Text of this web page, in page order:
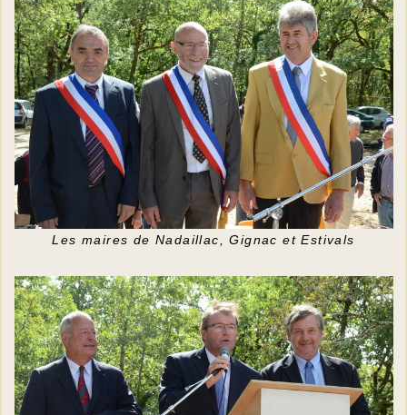
Les maires de Nadaillac, Gignac et Estivals